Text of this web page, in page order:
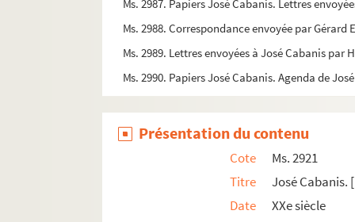
Ms. 2987. Papiers José Cabanis. Lettres
Ms. 2988. Correspondance envoyée par Gérard
Ms. 2989. Lettres envoyées à José Cabanis
Ms. 2990. Papiers José Cabanis. Agenda de
Ms. 2992. Josef F. Göhri. Breisgauer
Ms. 2993 (A). Enluminure provenant d'un
Ms. 2994 (A). Enluminure provenant d'un
Ms. 2995 (C). Bernardus de Rosergio,
Présentation du contenu
Cote
Ms. 2921
Titre
José Cabanis.
Date
XXe siècle